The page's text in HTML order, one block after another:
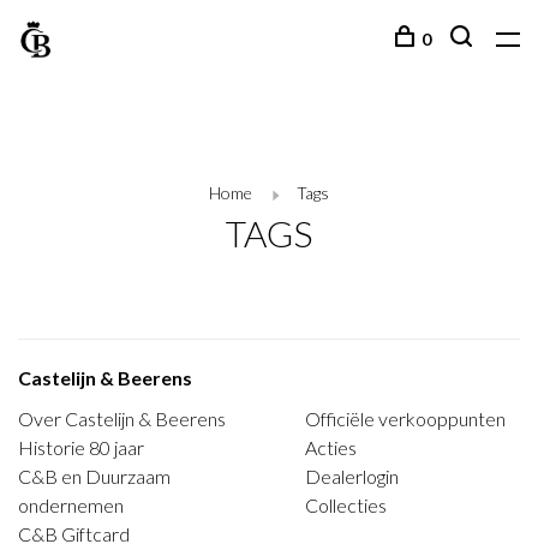
0
Home Tags
TAGS
Castelijn & Beerens
Over Castelijn & Beerens
Historie 80 jaar
C&B en Duurzaam
ondernemen
C&B Giftcard
Officiële verkooppunten
Acties
Dealerlogin
Collecties